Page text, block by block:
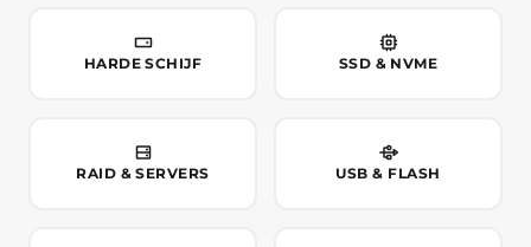
HARDE SCHIJF SSD & NVME
RAID & SERVERS USB & FLASH